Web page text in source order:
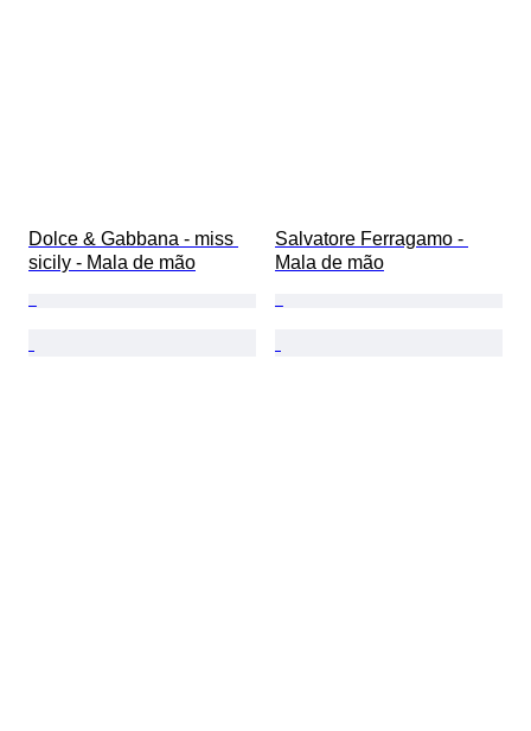
Dolce & Gabbana - miss
sicily - Mala de mão
Salvatore Ferragamo -
Mala de mão